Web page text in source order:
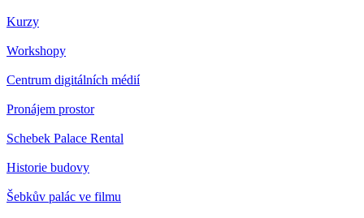
Kurzy
Workshopy
Centrum digitálních médií
Pronájem prostor
Schebek Palace Rental
Historie budovy
Šebkův palác ve filmu